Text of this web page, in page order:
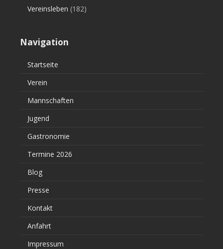
Vereinsleben (182)
Navigation
Startseite
Verein
Mannschaften
Jugend
Gastronomie
Termine 2026
Blog
Presse
Kontakt
Anfahrt
Impressum